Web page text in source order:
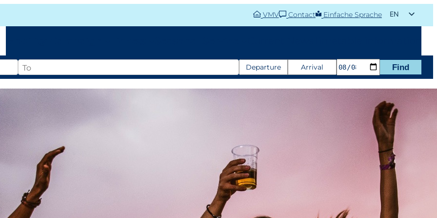
VMV Contact Einfache Sprache
EN
Departure Arrival Find